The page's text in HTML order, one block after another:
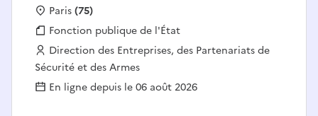
Localisation :
Paris(75)
Fonction publique :
Fonction publique de l'État
Employeur :
Direction des Entreprises, des Partenariats de
Sécurité et des Armes
En ligne depuis le 06 août 2026